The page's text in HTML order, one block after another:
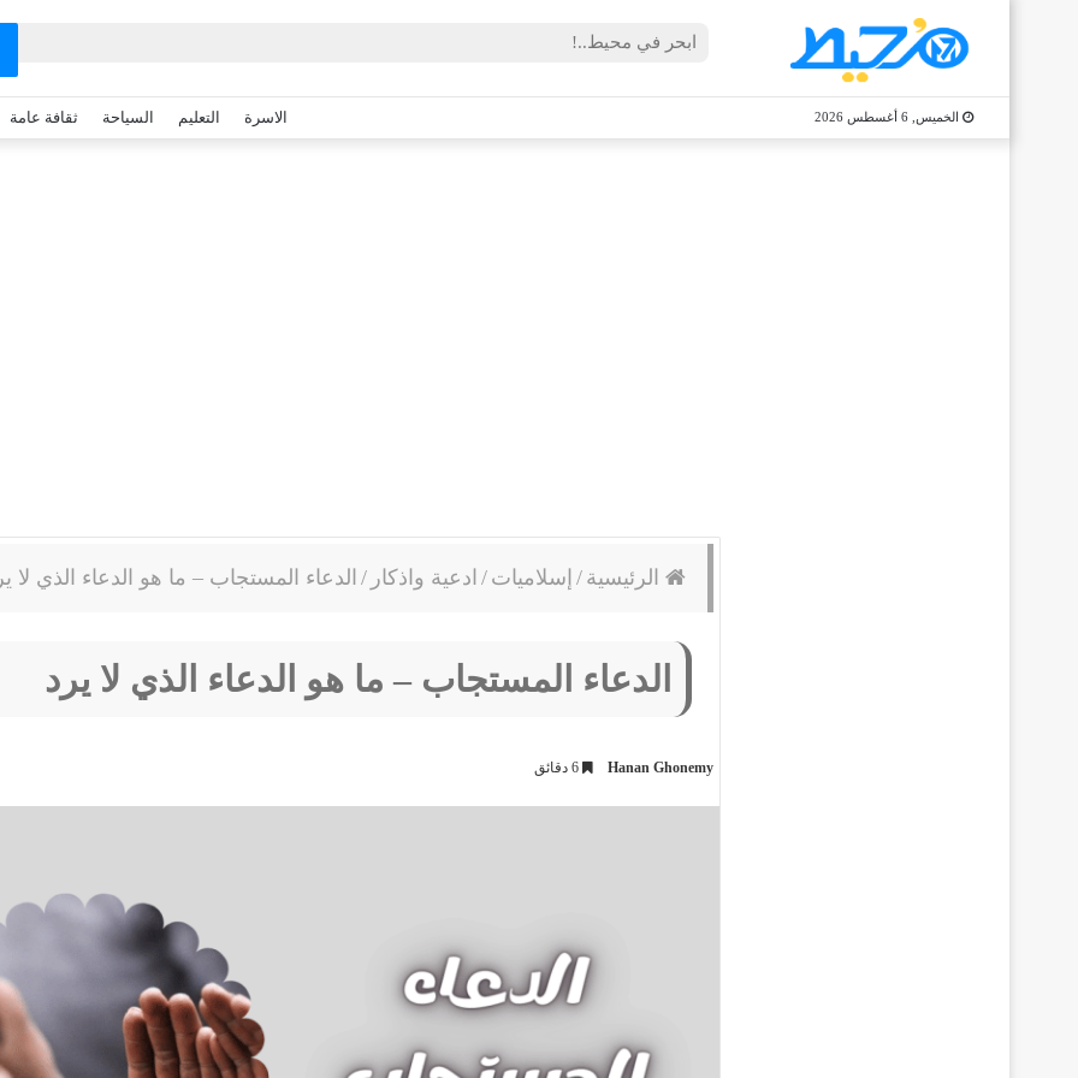
الخميس, 6 أغسطس 2026 الاسرة التعليم السياحة ثقافة عامة
الرئيسية / إسلاميات / ادعية واذكار / الدعاء المستجاب – ما هو الدعاء الذي لا
الدعاء المستجاب – ما هو الدعاء الذي لا يرد
Hanan Ghonemy